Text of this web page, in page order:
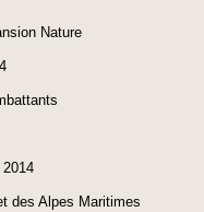
Nature
des Alpes Maritimes